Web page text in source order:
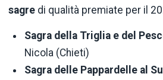
sagre di qualità premiate per il
Sagra della Triglia e del
Nicola (Chieti)
Sagra delle Pappardelle al